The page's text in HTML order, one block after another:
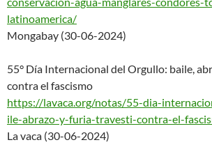
latinoamerica/
Mongabay (30-06-2024)
55° Día Internacional del Orgullo: baile,
contra el fascismo
https://lavaca.org/notas/55-dia-
ile-abrazo-y-furia-travesti-contra-el-
La vaca (30-06-2024)